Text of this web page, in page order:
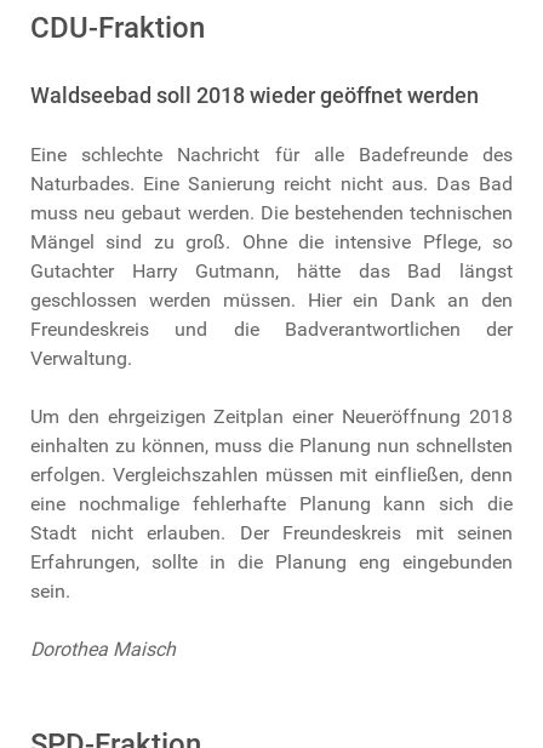
CDU-Fraktion
Waldseebad soll 2018 wieder geöffnet werden
Eine schlechte Nachricht für alle Badefreunde des
Naturbades. Eine Sanierung reicht nicht aus. Das Bad
muss neu gebaut werden. Die bestehenden technischen
Mängel sind zu groß. Ohne die intensive Pflege, so
Gutachter Harry Gutmann, hätte das Bad längst
geschlossen werden müssen. Hier ein Dank an den
Freundeskreis und die Badverantwortlichen der
Verwaltung.
Um den ehrgeizigen Zeitplan einer Neueröffnung 2018
einhalten zu können, muss die Planung nun schnellsten
erfolgen. Vergleichszahlen müssen mit einfließen, denn
eine nochmalige fehlerhafte Planung kann sich die
Stadt nicht erlauben. Der Freundeskreis mit seinen
Erfahrungen, sollte in die Planung eng eingebunden
sein.
Dorothea Maisch